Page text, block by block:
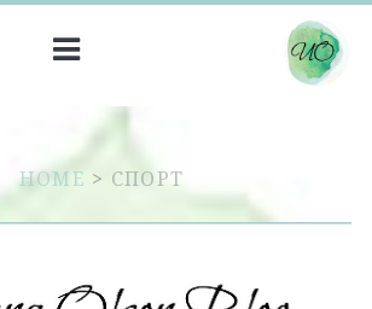
HOME > СПОРТ